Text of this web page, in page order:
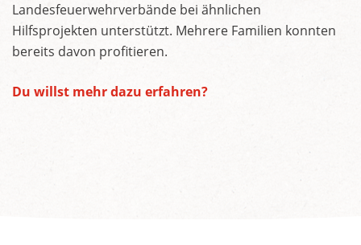
Landesfeuerwehrverbände bei ähnlichen
Hilfsprojekten unterstützt. Mehrere Familien konnten
bereits davon profitieren.
Du willst mehr dazu erfahren?